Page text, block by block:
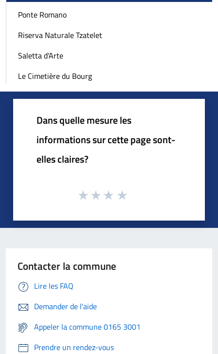
Ponte Romano
Riserva Naturale Tzatelet
Saletta d'Arte
Le Cimetière du Bourg
Dans quelle mesure les
informations sur cette page sont-
elles claires?
Contacter la commune
Lire les FAQ
Demander de l'aide
Appeler la commune 0165 3001
Prendre un rendez-vous